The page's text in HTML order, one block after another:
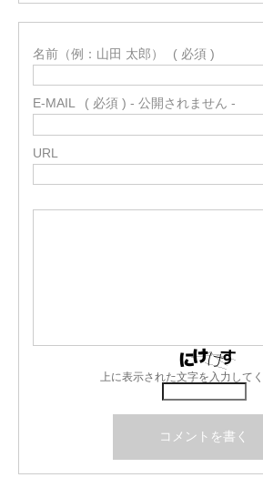
名前（例：山田 太郎） ( 必須 )
E-MAIL ( 必須 ) - 公開されません -
URL
上に表示された文字を入力してく